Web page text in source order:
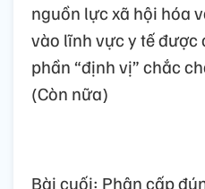
nguồn lực xã hội hóa
vào lĩnh vực y tế được
phần “định vị” chắc
(Còn nữa)
Bài cuối: Phân cấp